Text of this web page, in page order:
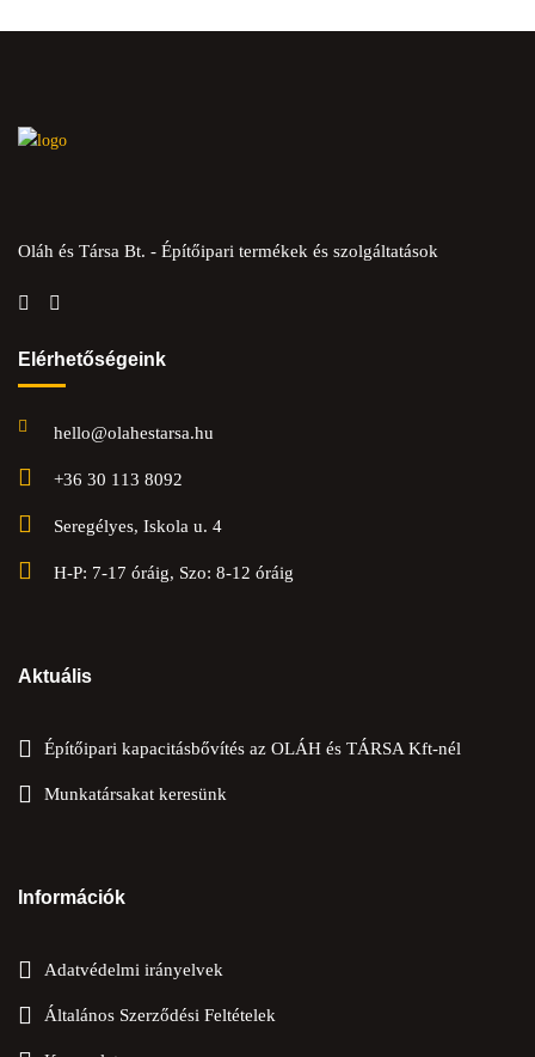
Oláh és Társa Bt. - Építőipari termékek és szolgáltatások
Elérhetőségeink
hello@olahestarsa.hu
+36 30 113 8092
Seregélyes, Iskola u. 4
H-P: 7-17 óráig, Szo: 8-12 óráig
Aktuális
Építőipari kapacitásbővítés az OLÁH és TÁRSA Kft-nél
Munkatársakat keresünk
Információk
Adatvédelmi irányelvek
Általános Szerződési Feltételek